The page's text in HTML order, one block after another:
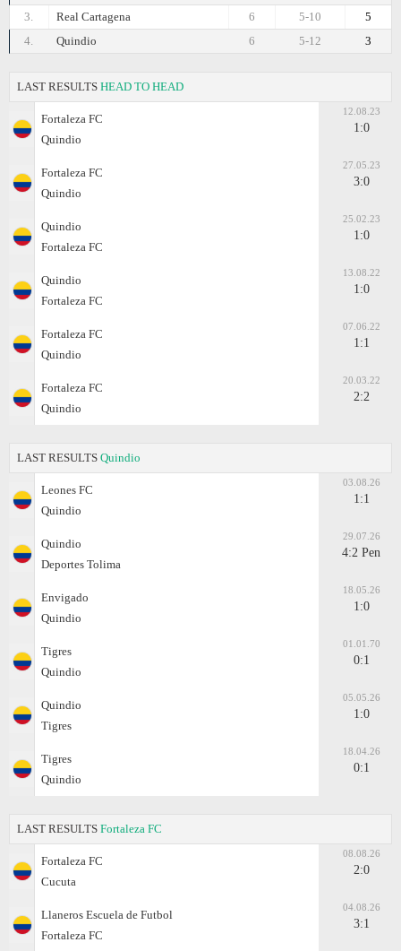
3.
Real Cartagena 5
5-10
6
4.
Quindio 3
5-12
6
LAST RESULTS HEAD TO HEAD
Fortaleza FC
Quindio
12.08.23
1:0
Fortaleza FC
Quindio
27.05.23
3:0
Quindio
Fortaleza FC
25.02.23
1:0
Quindio
Fortaleza FC
13.08.22
1:0
Fortaleza FC
Quindio
07.06.22
1:1
Fortaleza FC
Quindio
20.03.22
2:2
LAST RESULTS Quindio
Leones FC
Quindio
03.08.26
1:1
Quindio
Deportes Tolima
29.07.26
4:2 Pen
Envigado
Quindio
18.05.26
1:0
Tigres
Quindio
01.01.70
0:1
Quindio
Tigres
05.05.26
1:0
Tigres
Quindio
18.04.26
0:1
LAST RESULTS Fortaleza FC
Fortaleza FC
Cucuta
08.08.26
2:0
Llaneros Escuela de Futbol
Fortaleza FC
04.08.26
3:1